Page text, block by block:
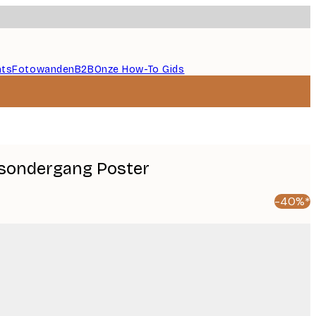
FotowandenB2BOnze How-To Gids
Poster
-40%*